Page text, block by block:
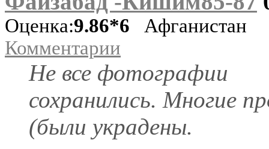
Оценка:9.86*6 Афганистан
Комментарии
Не все фотографии
сохранились. Многие
(были украдены.